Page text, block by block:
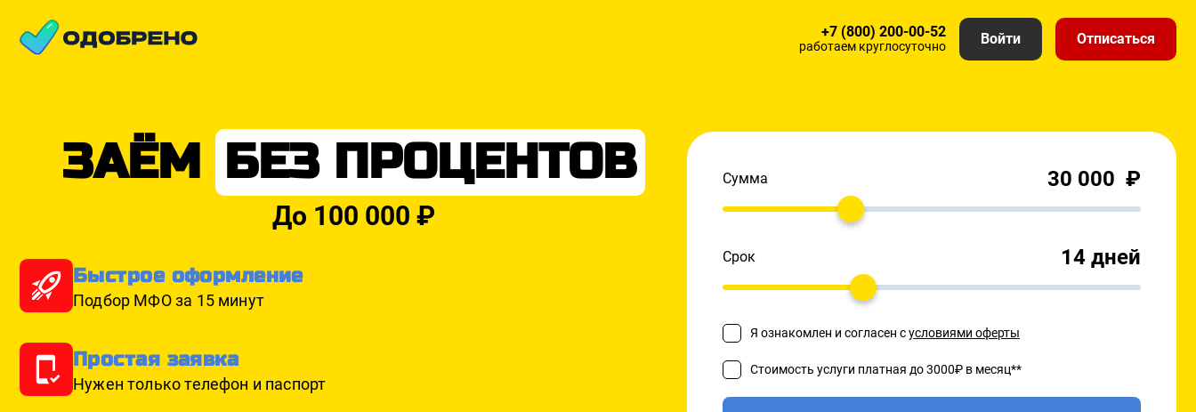
+7 (800) 200-00-52
работаем круглосуточно Войти Отписаться
ЗАЁМ БЕЗ ПРОЦЕНТОВ
До 100 000 ₽
Сумма ₽
Срок 14 дней
Я ознакомлен и согласен сусловиями оферты
Стоимость услуги платная до 3000₽ в месяц**
Быстрое оформление
Подбор МФО за 15 минут
Простая заявка
Нужен только телефон и паспорт